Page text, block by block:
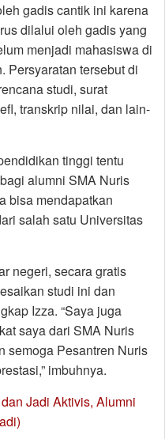
gadis cantik ini karena
dilalui oleh gadis yang
menjadi mahasiswa di
Persyaratan tersebut di
studi, surat
transkrip nilai, dan lain-
tinggi tentu
alumni SMA Nuris
bisa mendapatkan
salah satu Universitas
negeri, secara gratis
studi ini dan
Izza. “Saya juga
saya dari SMA Nuris
semoga Pesantren Nuris
imbuhnya.
Jadi Aktivis, Alumni